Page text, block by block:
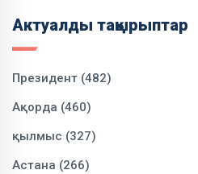
Актуалды тақырыптар
Президент (482)
Ақорда (460)
қылмыс (327)
Астана (266)